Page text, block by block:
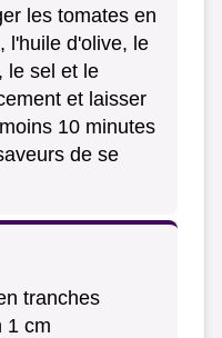
les tomates en
l'huile d'olive, le
le sel et le
et laisser
10 minutes
de se
tranches
1 cm